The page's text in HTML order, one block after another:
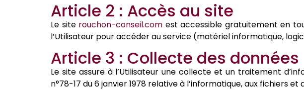
Article 2 : Accès au site
Le site rouchon-conseil.com est accessible gratuitement en
l’Utilisateur pour accéder au service (matériel informatique,
Article 3 : Collecte des données
Le site assure à l’Utilisateur une collecte et un traitement
n°78-17 du 6 janvier 1978 relative à l’informatique, aux fichiers et